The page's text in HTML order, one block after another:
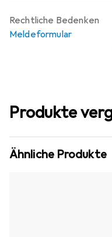
Rechtliche Bedenken
Meldeformular
Produkte
Ähnliche Produkte